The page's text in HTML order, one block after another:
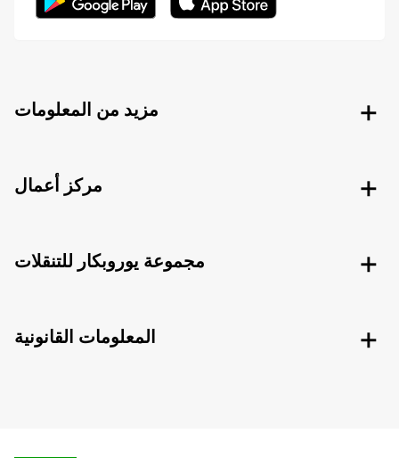
مزيد من المعلومات
مركز أعمال
مجموعة يوروبكار للتنقلات
المعلومات القانونية